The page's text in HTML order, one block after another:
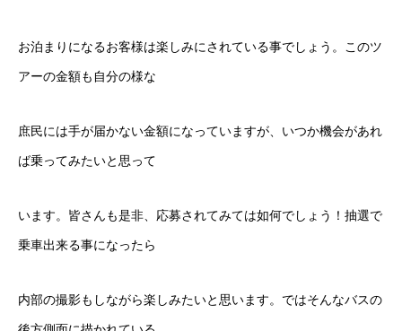
お泊まりになるお客様は楽しみにされている事でしょう。このツ
アーの金額も自分の様な
庶民には手が届かない金額になっていますが、いつか機会があれ
ば乗ってみたいと思って
います。皆さんも是非、応募されてみては如何でしょう！抽選で
乗車出来る事になったら
内部の撮影もしながら楽しみたいと思います。ではそんなバスの